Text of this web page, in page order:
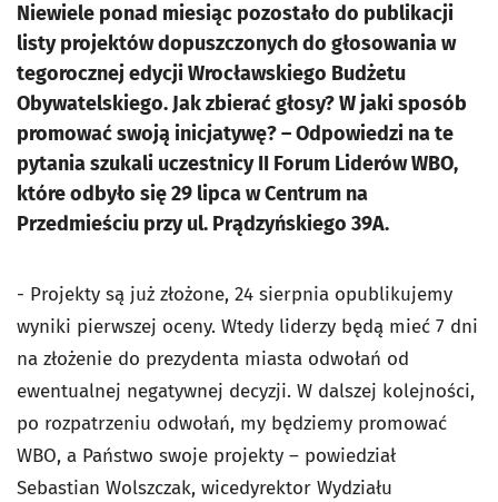
Niewiele ponad miesiąc pozostało do publikacji
listy projektów dopuszczonych do głosowania w
tegorocznej edycji Wrocławskiego Budżetu
Obywatelskiego. Jak zbierać głosy? W jaki sposób
promować swoją inicjatywę? – Odpowiedzi na te
pytania szukali uczestnicy II Forum Liderów WBO,
które odbyło się 29 lipca w Centrum na
Przedmieściu przy ul. Prądzyńskiego 39A.
- Projekty są już złożone, 24 sierpnia opublikujemy
wyniki pierwszej oceny. Wtedy liderzy będą mieć 7 dni
na złożenie do prezydenta miasta odwołań od
ewentualnej negatywnej decyzji. W dalszej kolejności,
po rozpatrzeniu odwołań, my będziemy promować
WBO, a Państwo swoje projekty – powiedział
Sebastian Wolszczak, wicedyrektor Wydziału